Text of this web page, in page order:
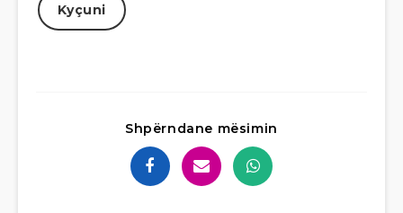
Kyçuni
Shpërndane mësimin